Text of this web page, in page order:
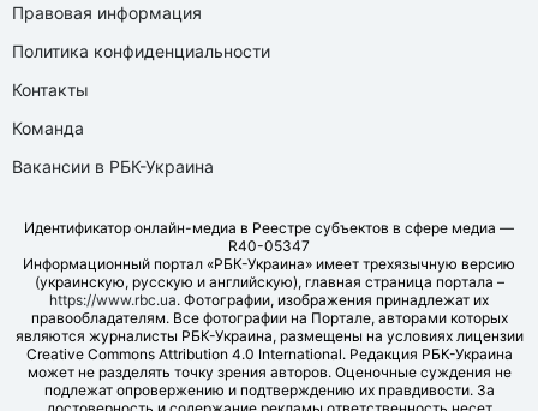
Правовая информация
Политика конфиденциальности
Контакты
Команда
Вакансии в РБК-Украина
Идентификатор онлайн-медиа в Реестре субъектов в сфере медиа —
R40-05347
Информационный портал «РБК-Украина» имеет трехязычную версию
(украинскую, русскую и английскую), главная страница портала –
https://www.rbc.ua. Фотографии, изображения принадлежат их
правообладателям. Все фотографии на Портале, авторами которых
являются журналисты РБК-Украина, размещены на условиях лицензии
Creative Commons Attribution 4.0 International. Редакция РБК-Украина
может не разделять точку зрения авторов. Оценочные суждения не
подлежат опровержению и подтверждению их правдивости. За